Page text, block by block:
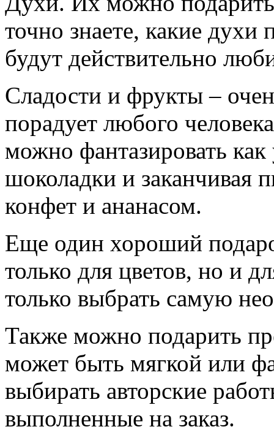
точно знаете, какие духи
будут действительно
Сладости и фрукты –
порадует любого
можно фантазировать
шоколадки и заканчивая
конфет и ананасом.
Еще один хороший
только для цветов, но и
только выбрать самую
Также можно подарить
может быть мягкой или
выбирать авторские
выполненные на заказ.